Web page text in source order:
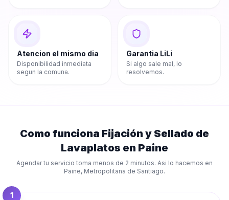
Atencion el mismo dia
Disponibilidad inmediata
segun la comuna.
Garantia LiLi
Si algo sale mal, lo
resolvemos.
Como funciona Fijación y Sellado de
Lavaplatos en Paine
Agendar tu servicio toma menos de 2 minutos. Asi lo hacemos en
Paine, Metropolitana de Santiago.
1